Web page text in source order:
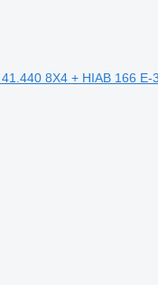
8X4 + HIAB 166 E-